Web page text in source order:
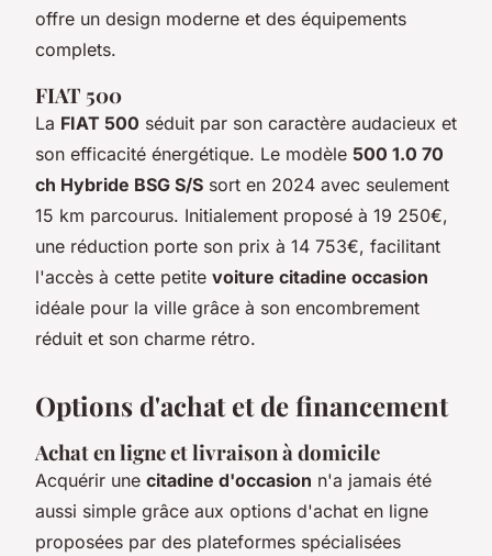
offre un design moderne et des équipements
complets.
FIAT 500
La FIAT 500 séduit par son caractère audacieux et
son efficacité énergétique. Le modèle 500 1.0 70
ch Hybride BSG S/S sort en 2024 avec seulement
15 km parcourus. Initialement proposé à 19 250€,
une réduction porte son prix à 14 753€, facilitant
l'accès à cette petite voiture citadine occasion
idéale pour la ville grâce à son encombrement
réduit et son charme rétro.
Options d'achat et de financement
Achat en ligne et livraison à domicile
Acquérir une citadine d'occasion n'a jamais été
aussi simple grâce aux options d'achat en ligne
proposées par des plateformes spécialisées